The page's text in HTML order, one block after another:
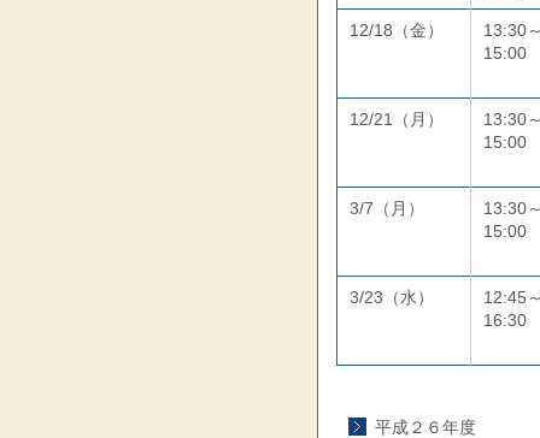
12/18（金）
13:30
15:00
12/21（月）
13:30
15:00
3/7（月）
13:30
15:00
3/23（水）
12:45
16:30
平成２６年度